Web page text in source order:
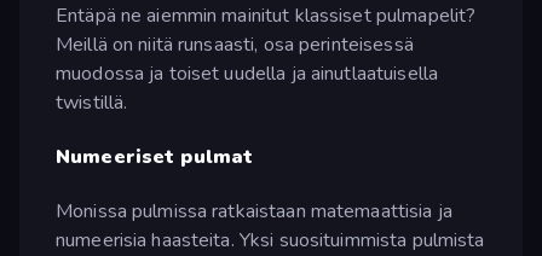
Entäpä ne aiemmin mainitut klassiset pulmapelit?
Meillä on niitä runsaasti, osa perinteisessä
muodossa ja toiset uudella ja ainutlaatuisella
twistillä.
Numeeriset pulmat
Monissa pulmissa ratkaistaan matemaattisia ja
numeerisia haasteita. Yksi suosituimmista pulmista